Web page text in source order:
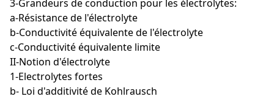
3-Grandeurs de conduction pour les électrolytes:
a-Résistance de l'électrolyte
b-Conductivité équivalente de l'électrolyte
c-Conductivité équivalente limite
II-Notion d'électrolyte
1-Electrolytes fortes
b- Loi d'additivité de Kohlrausch